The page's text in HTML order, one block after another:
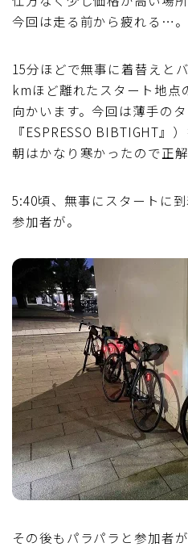
今回は走る前から疲れる…。
15分ほどで無事に着替えと
kmほど離れたスタート地点
向かいます。今回は薄手の
『ESPRESSO BIBTIGHT』
朝はかなり寒かったので正解
5:40頃、無事にスタートに
参加者が。
その後もパラパラと参加者